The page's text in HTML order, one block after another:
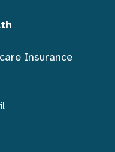
Insurance